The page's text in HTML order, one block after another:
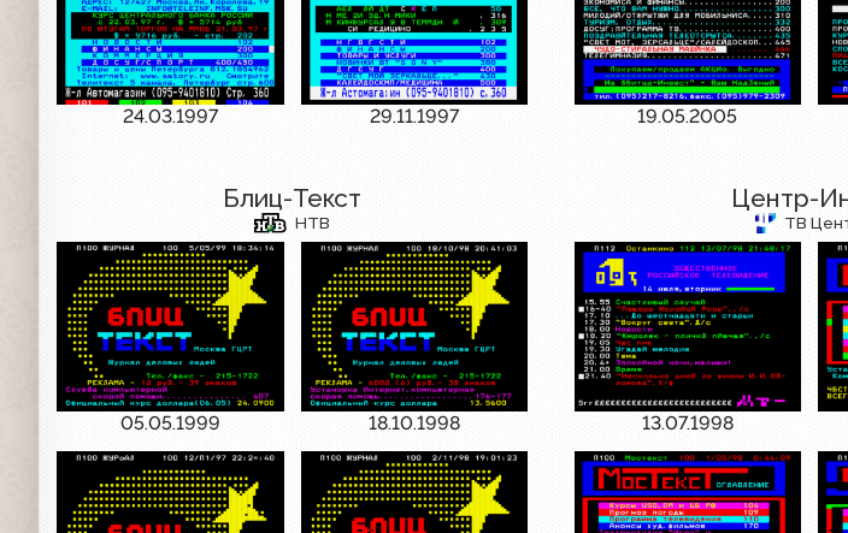
24.03.1997 29.11.1997 19.05.2005
Блиц-Текст
НТВ
05.05.1999 18.10.1998
Центр-
ТВ
13.07.1998